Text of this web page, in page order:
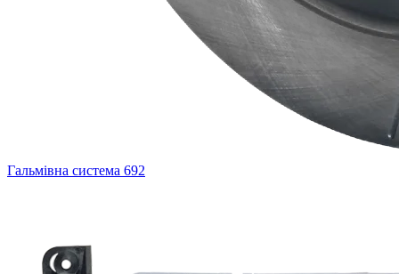
Гальмівна система 692